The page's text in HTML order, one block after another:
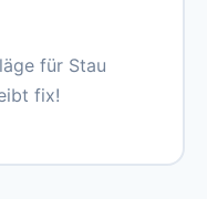
für Stau
fix!